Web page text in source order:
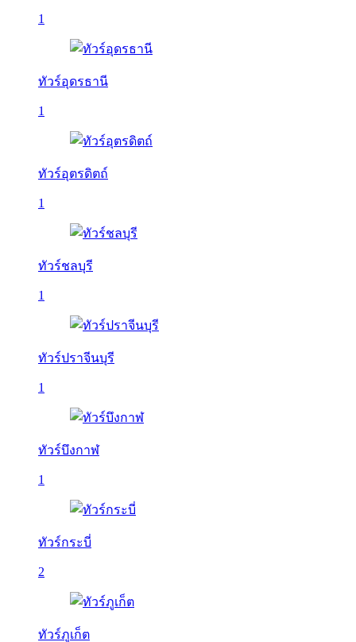
1
ทัวร์อุดรธานี
1
ทัวร์อุตรดิตถ์
1
ทัวร์ชลบุรี
1
ทัวร์ปราจีนบุรี
1
ทัวร์บึงกาฬ
1
ทัวร์กระบี่
2
ทัวร์ภูเก็ต